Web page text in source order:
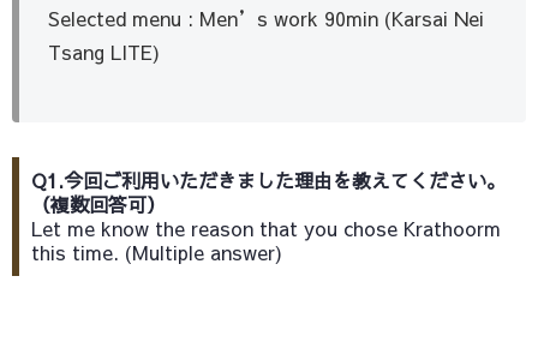
Selected menu : Men’s work 90min (Karsai Nei
Tsang LITE)
Q1.今回ご利用いただきました理由を教えてください。
（複数回答可）
Let me know the reason that you chose Krathoorm
this time. (Multiple answer)